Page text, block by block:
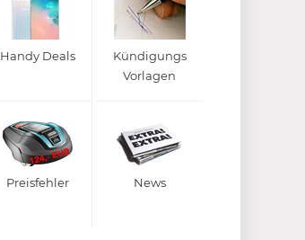
Handy Deals
Kündigungs
Vorlagen
Preisfehler News